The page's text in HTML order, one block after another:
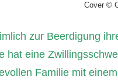
Cover ©
zur Beerdigung
hat eine
Familie mit